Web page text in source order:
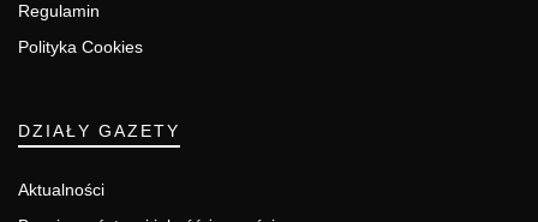
Regulamin
Polityka Cookies
DZIAŁY GAZETY
Aktualności